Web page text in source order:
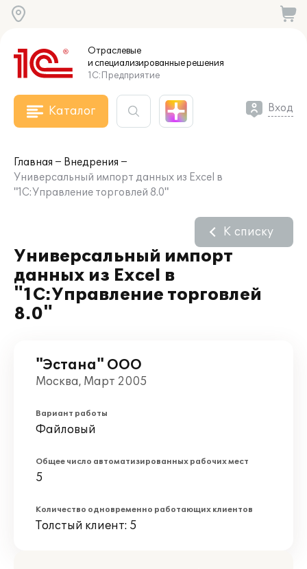
Отраслевые
и специализированныерешения
1С:Предприятие
Каталог Вход
Главная
Внедрения
Универсальный импорт данных из Excel в
"1С:Управление торговлей 8.0"
Универсальный импорт
данных из Excel в
"1С:Управление торговлей
8.0"
К списку
"Эстана" ООО
Москва, Март 2005
Вариант работы
Файловый
Общее число автоматизированных рабочих мест
5
Количество одновременно работающих клиентов
Толстый клиент: 5